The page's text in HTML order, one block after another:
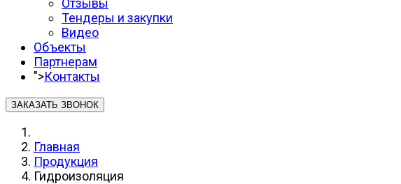
Отзывы
Тендеры и закупки
Видео
Объекты
Партнерам
">Контакты
ЗАКАЗАТЬ ЗВОНОК
Главная
Продукция
Гидроизоляция